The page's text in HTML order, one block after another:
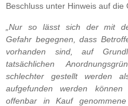
Beschluss unter Hinweis auf
„Nur so lässt sich der mit
Gefahr begegnen, dass
vorhanden sind, auf
tatsächlichen
schlechter gestellt werden
aufgefunden werden
offenbar in Kauf